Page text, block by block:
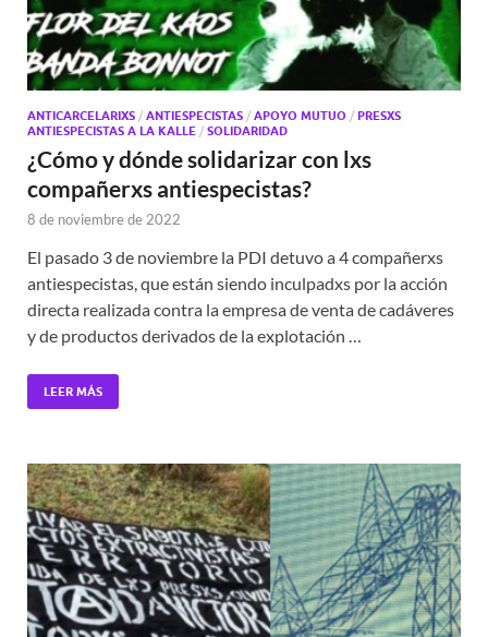
ANTICARCELARIXS / ANTIESPECISTAS / APOYO MUTUO / PRESXS
ANTIESPECISTAS A LA KALLE / SOLIDARIDAD
¿Cómo y dónde solidarizar con lxs
compañerxs antiespecistas?
8 de noviembre de 2022
El pasado 3 de noviembre la PDI detuvo a 4 compañerxs
antiespecistas, que están siendo inculpadxs por la acción
directa realizada contra la empresa de venta de cadáveres
y de productos derivados de la explotación …
LEER MÁS